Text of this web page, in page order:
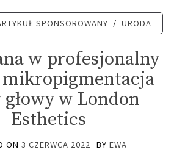
SPONSOROWANY / URODA
w profesjonalny
mikropigmentacja
w London
Esthetics
ON 3 CZERWCA 2022 BY EWA